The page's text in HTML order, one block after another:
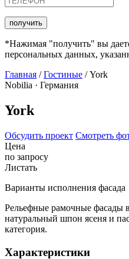
*Нажимая "получить" вы
персональных данных,
Главная /Гостиные / York
Nobilia · Германия
York
Обсудить проект Смотреть
Цена
по запросу
Листать
Варианты исполнения фасада
Рельефные рамочные фасады
натуральный шпон ясеня и
категория.
Характеристики